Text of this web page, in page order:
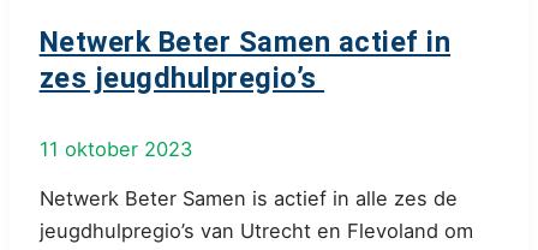
Netwerk Beter Samen actief in
zes jeugdhulpregio’s
11 oktober 2023
Netwerk Beter Samen is actief in alle zes de
jeugdhulpregio’s van Utrecht en Flevoland om